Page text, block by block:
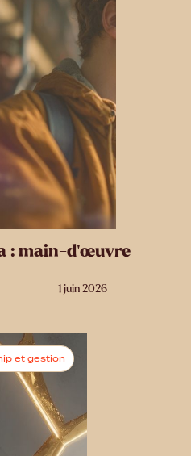
: main-d’œuvre
1 juin 2026
et gestion